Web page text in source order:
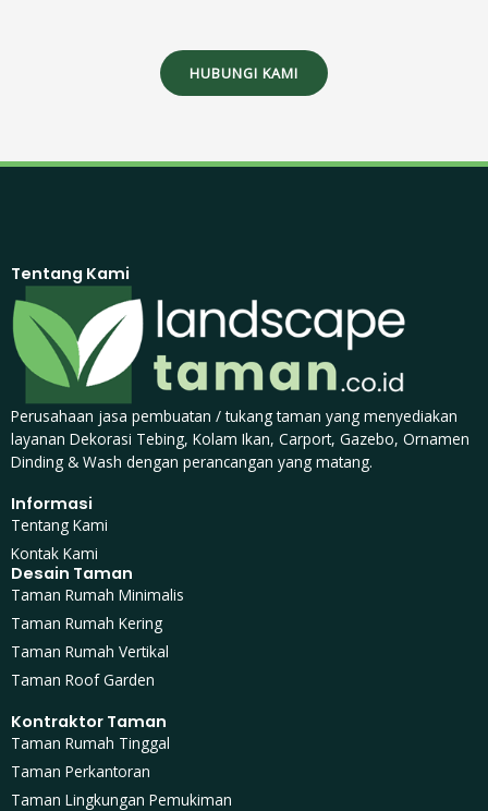
HUBUNGI KAMI
Tentang Kami
Perusahaan jasa pembuatan / tukang taman yang menyediakan
layanan Dekorasi Tebing, Kolam Ikan, Carport, Gazebo, Ornamen
Dinding & Wash dengan perancangan yang matang.
Informasi
Tentang Kami
Kontak Kami
Desain Taman
Taman Rumah Minimalis
Taman Rumah Kering
Taman Rumah Vertikal
Taman Roof Garden
Kontraktor Taman
Taman Rumah Tinggal
Taman Perkantoran
Taman Lingkungan Pemukiman